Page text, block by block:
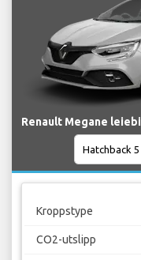
Renault Megane
Kroppstype
CO2-utslipp